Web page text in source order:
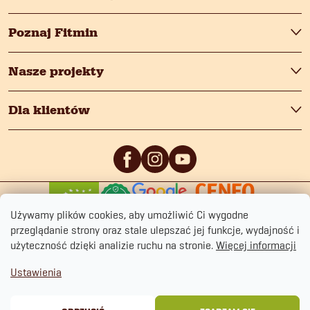
Używamy plików cookies, aby umożliwić Ci wygodne
przeglądanie strony oraz stale ulepszać jej funkcje, wydajność i
użyteczność dzięki analizie ruchu na stronie. Więcej informacji
Ustawienia
Poznaj Fitmin
Nasze projekty
Dla klientów
Regulamin sklepuCookies
Copyright 2026